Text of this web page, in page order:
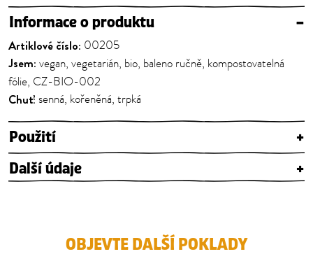
Informace o produktu –
Artiklové číslo: 00205
Jsem: vegan, vegetarián, bio, baleno ručně, kompostovatelná
fólie, CZ-BIO-002
Chuť: senná, kořeněná, trpká
Použití
+
Další údaje
+
OBJEVTE DALŠÍ POKLADY